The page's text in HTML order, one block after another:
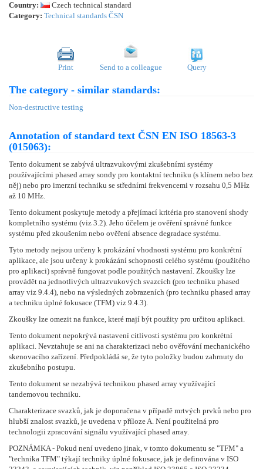
Country:
Czech technical standard
Category: Technical standards ČSN
Print Send to a colleague Query
The category - similar standards:
Non-destructive testing
Annotation of standard text ČSN EN ISO 18563-3
(015063):
Tento dokument se zabývá ultrazvukovými zkušebními systémy
používajícími phased array sondy pro kontaktní techniku (s klínem nebo bez
něj) nebo pro imerzní techniku se středními frekvencemi v rozsahu 0,5 MHz
až 10 MHz.
Tento dokument poskytuje metody a přejímací kritéria pro stanovení shody
kompletního systému (viz 3.2). Jeho účelem je ověření správné funkce
systému před zkoušením nebo ověření absence degradace systému.
Tyto metody nejsou určeny k prokázání vhodnosti systému pro konkrétní
aplikace, ale jsou určeny k prokázání schopnosti celého systému (použitého
pro aplikaci) správně fungovat podle použitých nastavení. Zkoušky lze
provádět na jednotlivých ultrazvukových svazcích (pro techniku phased
array viz 9.4.4), nebo na výsledných zobrazeních (pro techniku phased array
a techniku úplné fokusace (TFM) viz 9.4.3).
Zkoušky lze omezit na funkce, které mají být použity pro určitou aplikaci.
Tento dokument nepokrývá nastavení citlivosti systému pro konkrétní
aplikaci. Nevztahuje se ani na charakterizaci nebo ověřování mechanického
skenovacího zařízení. Předpokládá se, že tyto položky budou zahrnuty do
zkušebního postupu.
Tento dokument se nezabývá technikou phased array využívající
tandemovou techniku.
Charakterizace svazků, jak je doporučena v případě mrtvých prvků nebo pro
hlubší znalost svazků, je uvedena v příloze A. Není použitelná pro
technologii zpracování signálu využívající phased array.
POZNÁMKA - Pokud není uvedeno jinak, v tomto dokumentu se "TFM" a
"technika TFM" týkají techniky úplné fokusace, jak je definována v ISO